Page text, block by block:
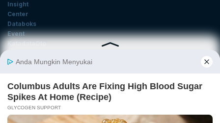
Insight
Center
Databoks
Event
KatadataOto
Email
Daftar